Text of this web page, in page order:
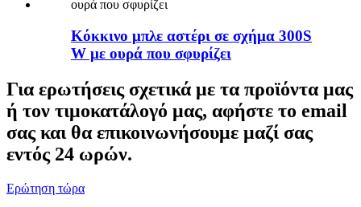
Κόκκινο μπλε αστέρι σε σχήμα 300S
W με ουρά που σφυρίζει
Για ερωτήσεις σχετικά με τα προϊόντα μας
ή τον τιμοκατάλογό μας, αφήστε το email
σας και θα επικοινωνήσουμε μαζί σας
εντός 24 ωρών.
Ερώτηση τώρα